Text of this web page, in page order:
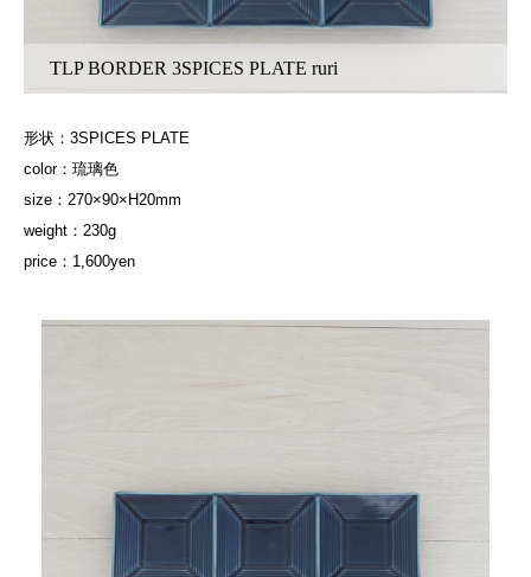
TLP BORDER 3SPICES PLATE ruri
形状：3SPICES PLATE
color：琉璃色
size：270×90×H20mm
weight：230g
price：1,600yen